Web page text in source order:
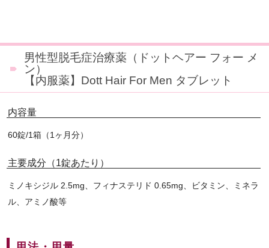
男性型脱毛症治療薬（ドットヘアー フォー メ
ン）
【内服薬】Dott Hair For Men タブレット
内容量
60錠/1箱（1ヶ月分）
主要成分（1錠あたり）
ミノキシジル 2.5mg、フィナステリド 0.65mg、ビタミン、ミネラ
ル、アミノ酸等